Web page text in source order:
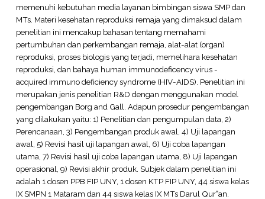
memenuhi kebutuhan media layanan bimbingan siswa SMP dan
MTs. Materi kesehatan reproduksi remaja yang dimaksud dalam
penelitian ini mencakup bahasan tentang memahami
pertumbuhan dan perkembangan remaja, alat-alat (organ)
reproduksi, proses biologis yang terjadi, memelihara kesehatan
reproduksi, dan bahaya human immunodeficency virus -
acquired immuno deficiency syndrome (HIV-AIDS). Penelitian ini
merupakan jenis penelitian R&D dengan menggunakan model
pengembangan Borg and Gall. Adapun prosedur pengembangan
yang dilakukan yaitu: 1) Penelitian dan pengumpulan data, 2)
Perencanaan, 3) Pengembangan produk awal, 4) Uji lapangan
awal, 5) Revisi hasil uji lapangan awal, 6) Uji coba lapangan
utama, 7) Revisi hasil uji coba lapangan utama, 8) Uji lapangan
operasional, 9) Revisi akhir produk. Subjek dalam penelitian ini
adalah 1 dosen PPB FIP UNY, 1 dosen KTP FIP UNY, 44 siswa kelas
IX SMPN 1 Mataram dan 44 siswa kelas IX MTs Darul Qur‟an.